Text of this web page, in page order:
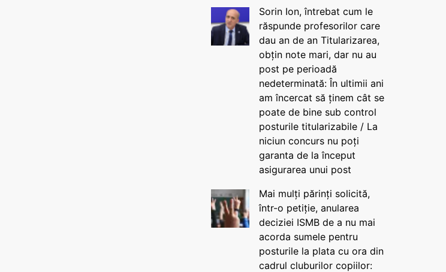
Sorin Ion, întrebat cum le
răspunde profesorilor care
dau an de an Titularizarea,
obțin note mari, dar nu au
post pe perioadă
nedeterminată: În ultimii ani
am încercat să ținem cât se
poate de bine sub control
posturile titularizabile / La
niciun concurs nu poți
garanta de la început
asigurarea unui post
Mai mulți părinți solicită,
într-o petiție, anularea
deciziei ISMB de a nu mai
acorda sumele pentru
posturile la plata cu ora din
cadrul cluburilor copiilor: